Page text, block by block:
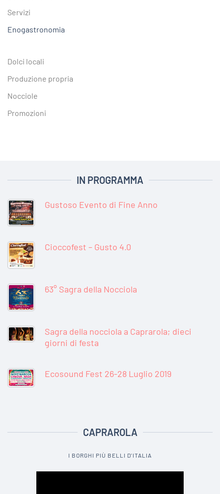
Servizi
Enogastronomia
Dolci locali
Produzione propria
Nocciole
Promozioni
IN PROGRAMMA
Gustoso Evento di Fine Anno
Cioccofest – Gusto 4.0
63° Sagra della Nocciola
Sagra della nocciola a Caprarola; dieci
giorni di festa
Ecosound Fest 26-28 Luglio 2019
CAPRAROLA
I BORGHI PIÙ BELLI D'ITALIA